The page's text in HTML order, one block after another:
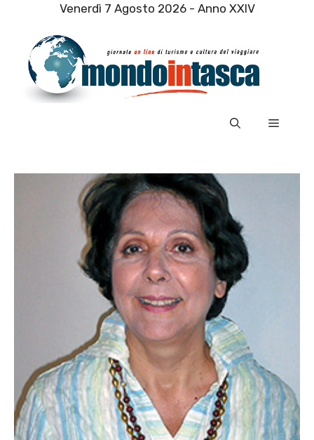
contenuto
Venerdì 7 Agosto 2026 - Anno XXIV
Menu